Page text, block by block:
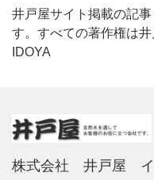
井戸屋サイト掲載の記
す。すべての著作権は
IDOYA
株式会社 井戸屋 イ